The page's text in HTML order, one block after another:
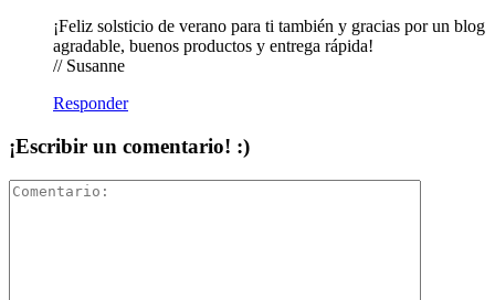
¡Feliz solsticio de verano para ti también y gracias por un blog
agradable, buenos productos y entrega rápida!
// Susanne
Responder
¡Escribir un comentario! :)